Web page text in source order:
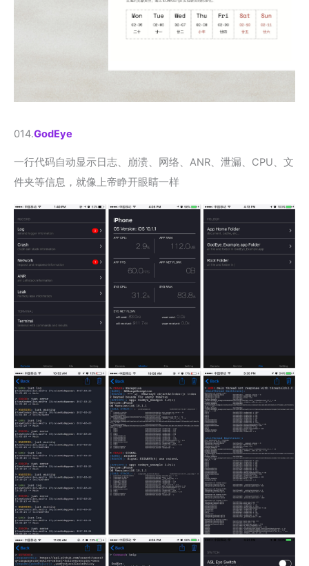
014.GodEye
一行代码自动显示日志、崩溃、网络、ANR、泄漏、CPU、文
件夹等信息，就像上帝睁开眼睛一样